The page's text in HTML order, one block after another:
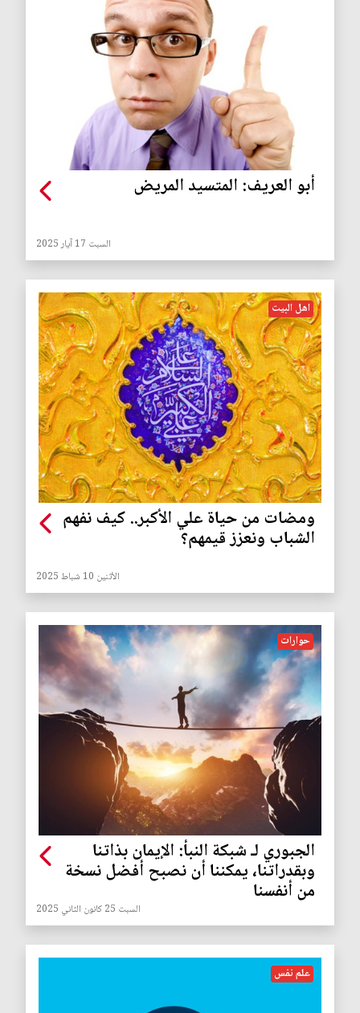
أبو العريف: المتسيد المريض
السبت 17 آيار 2025
اهل البيت
ومضات من حياة علي الأكبر.. كيف نفهم
الشباب ونعزز قيمهم؟
الأثنين 10 شباط 2025
حوارات
الجبوري لـ شبكة النبأ: الإيمان بذاتنا
وبقدراتنا، يمكننا أن نصبح أفضل نسخة
من أنفسنا
السبت 25 كانون الثاني 2025
علم نفس